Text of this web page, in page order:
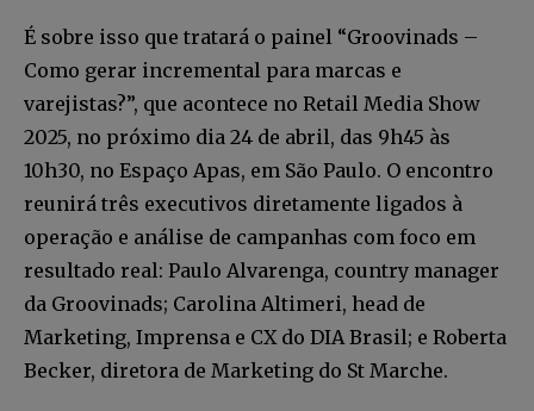
É sobre isso que tratará o painel “Groovinads –
Como gerar incremental para marcas e
varejistas?”, que acontece no Retail Media Show
2025, no próximo dia 24 de abril, das 9h45 às
10h30, no Espaço Apas, em São Paulo. O encontro
reunirá três executivos diretamente ligados à
operação e análise de campanhas com foco em
resultado real: Paulo Alvarenga, country manager
da Groovinads; Carolina Altimeri, head de
Marketing, Imprensa e CX do DIA Brasil; e Roberta
Becker, diretora de Marketing do St Marche.